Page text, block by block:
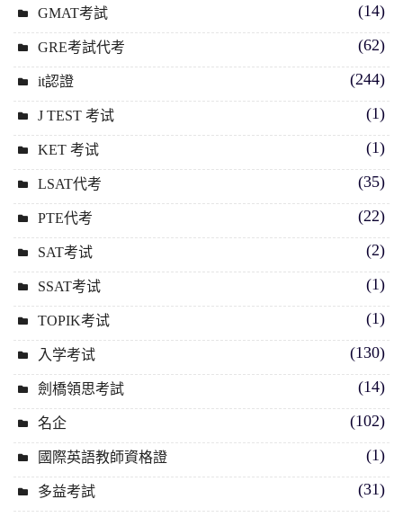
GMAT考試 (14)
GRE考試代考 (62)
it認證 (244)
J TEST 考试 (1)
KET 考试 (1)
LSAT代考 (35)
PTE代考 (22)
SAT考试 (2)
SSAT考试 (1)
TOPIK考试 (1)
入学考试 (130)
劍橋領思考試 (14)
名企 (102)
國際英語教師資格證 (1)
多益考試
(31)